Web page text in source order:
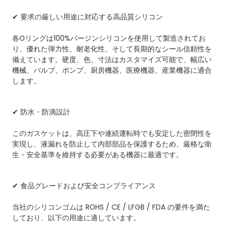
✔ 要求の厳しい用途に対応する高品質シリコン
各Oリングは100%バージンシリコンを使用して製造されてお
り、優れた弾力性、耐老化性、そして長期的なシール信頼性を
備えています。硬度、色、寸法はカスタマイズ可能で、幅広い
機械、バルブ、ポンプ、厨房機器、医療機器、産業機器に適合
します。
✔ 防水・防滴設計
このガスケットは、高圧下や連続運転時でも安定した密閉性を
実現し、液漏れを防止して内部部品を保護するため、厳格な衛
生・安全基準を維持する必要がある機器に最適です。
✔ 食品グレードおよび安全コンプライアンス
当社のシリコンゴムは ROHS / CE / LFGB / FDA の要件を満た
しており、以下の用途に適しています。